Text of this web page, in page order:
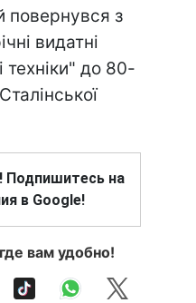
повернувся з
видатні
техніки" до 80-
Подпишитесь на
в Google!
вам удобно!